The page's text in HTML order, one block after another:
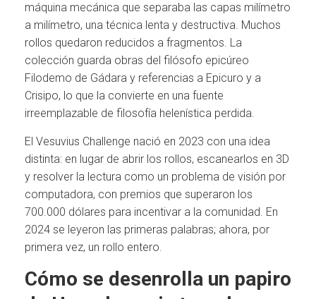
máquina mecánica que separaba las capas milímetro
a milímetro, una técnica lenta y destructiva. Muchos
rollos quedaron reducidos a fragmentos. La
colección guarda obras del filósofo epicúreo
Filodemo de Gádara y referencias a Epicuro y a
Crisipo, lo que la convierte en una fuente
irreemplazable de filosofía helenística perdida.
El Vesuvius Challenge nació en 2023 con una idea
distinta: en lugar de abrir los rollos, escanearlos en 3D
y resolver la lectura como un problema de visión por
computadora, con premios que superaron los
700.000 dólares para incentivar a la comunidad. En
2024 se leyeron las primeras palabras; ahora, por
primera vez, un rollo entero.
Cómo se desenrolla un papiro